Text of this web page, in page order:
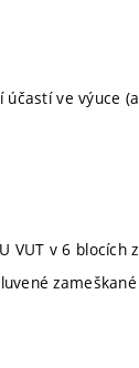
ve výuce
VUT v 6